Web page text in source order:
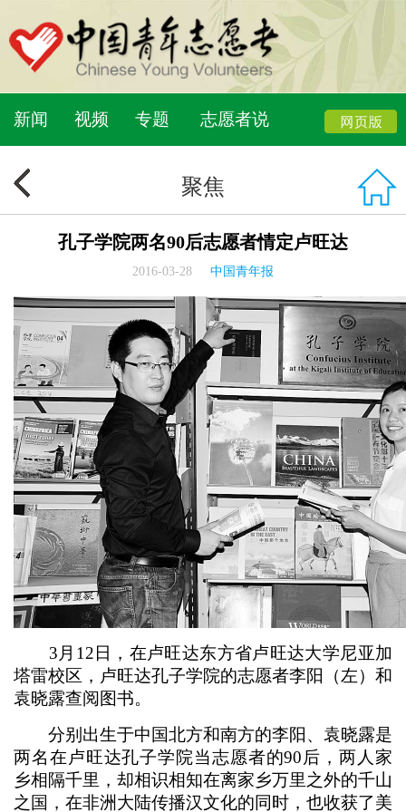
新闻 视频 专题 志愿者说
聚焦
孔子学院两名90后志愿者情定卢旺达
2016-03-28 中国青年报
3月12日，在卢旺达东方省卢旺达大学尼亚加
塔雷校区，卢旺达孔子学院的志愿者李阳（左）和
袁晓露查阅图书。
分别出生于中国北方和南方的李阳、袁晓露是
两名在卢旺达孔子学院当志愿者的90后，两人家
乡相隔千里，却相识相知在离家乡万里之外的千山
之国，在非洲大陆传播汉文化的同时，也收获了美